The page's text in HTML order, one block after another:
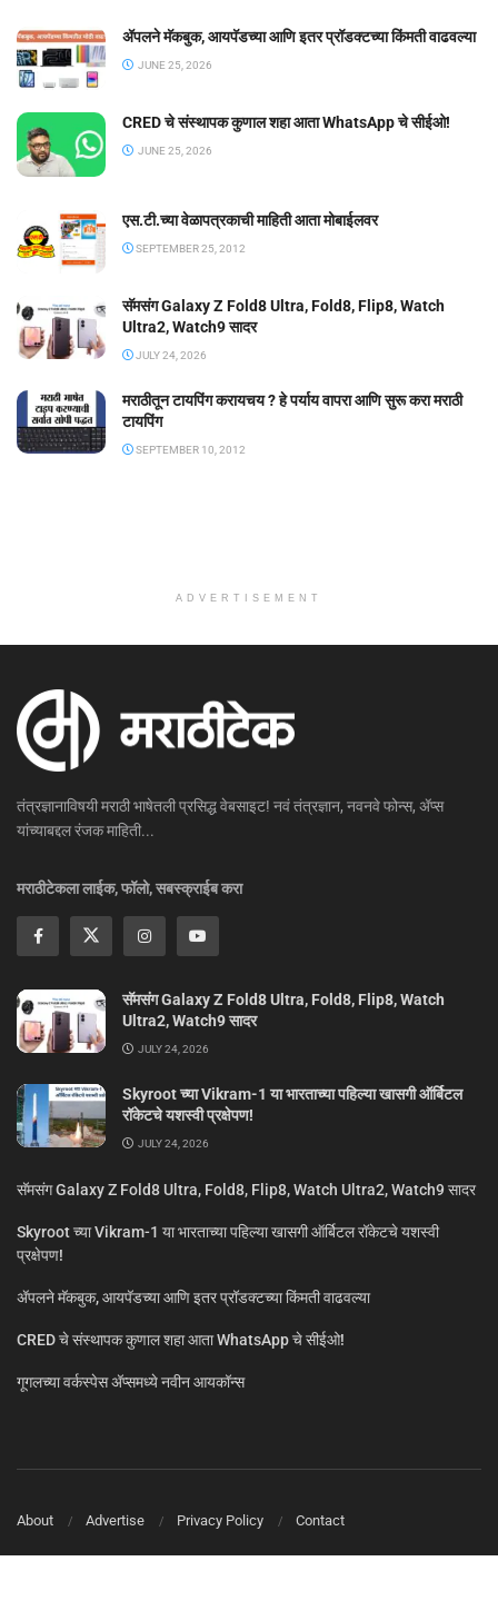
ॲपलने मॅकबुक, आयपॅडच्या आणि इतर प्रॉडक्टच्या किंमती वाढवल्या
JUNE 25, 2026
CRED चे संस्थापक कुणाल शहा आता WhatsApp चे सीईओ!
JUNE 25, 2026
एस.टी.च्या वेळापत्रकाची माहिती आता मोबाईलवर
SEPTEMBER 25, 2012
सॅमसंग Galaxy Z Fold8 Ultra, Fold8, Flip8, Watch
Ultra2, Watch9 सादर
JULY 24, 2026
मराठीतून टायपिंग करायचय ? हे पर्याय वापरा आणि सुरू करा मराठी
टायपिंग
SEPTEMBER 10, 2012
ADVERTISEMENT
तंत्रज्ञानाविषयी मराठी भाषेतली प्रसिद्ध वेबसाइट! नवं तंत्रज्ञान, नवनवे फोन्स, ॲप्स
यांच्याबद्दल रंजक माहिती...
मराठीटेकला लाईक, फॉलो, सबस्क्राईब करा
सॅमसंग Galaxy Z Fold8 Ultra, Fold8, Flip8, Watch
Ultra2, Watch9 सादर
JULY 24, 2026
Skyroot च्या Vikram-1 या भारताच्या पहिल्या खासगी ऑर्बिटल
रॉकेटचे यशस्वी प्रक्षेपण!
JULY 24, 2026
सॅमसंग Galaxy Z Fold8 Ultra, Fold8, Flip8, Watch Ultra2, Watch9 सादर
Skyroot च्या Vikram-1 या भारताच्या पहिल्या खासगी ऑर्बिटल रॉकेटचे यशस्वी
प्रक्षेपण!
ॲपलने मॅकबुक, आयपॅडच्या आणि इतर प्रॉडक्टच्या किंमती वाढवल्या
CRED चे संस्थापक कुणाल शहा आता WhatsApp चे सीईओ!
गूगलच्या वर्कस्पेस अ‍ॅप्समध्ये नवीन आयकॉन्स
About Advertise Privacy Policy Contact